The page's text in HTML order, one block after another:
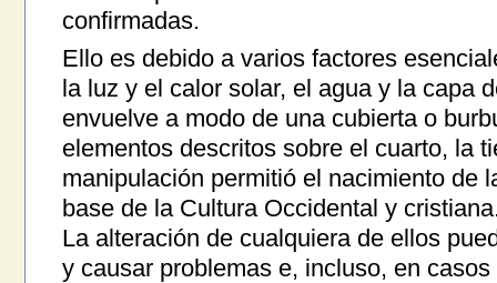
confirmadas.
Ello es debido a varios factores
la luz y el calor solar, el agua y la capa
envuelve a modo de una cubierta o
elementos descritos sobre el cuarto, la
manipulación permitió el nacimiento de
base de la Cultura Occidental y
La alteración de cualquiera de ellos
y causar problemas e, incluso, en